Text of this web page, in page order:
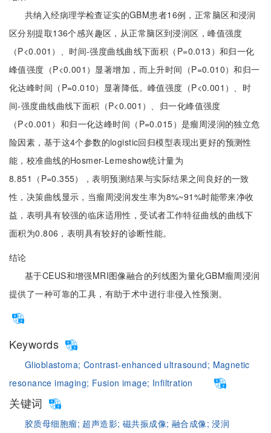
共纳入经病理学检查证实的GBM患者16例，正常脑区和浸润
区分别提取136个感兴趣区，从正常脑区到浸润区，峰值强度
（P<0.001）、时间-强度曲线曲线下面积（P=0.013）和归一化
峰值强度（P<0.001）显著增加，而上升时间（P=0.010）和归一
化达峰时间（P=0.010）显著降低。峰值强度（P<0.001）、时
间-强度曲线曲线下面积（P<0.001）、归一化峰值强度
（P<0.001）和归一化达峰时间（P=0.015）是瘤周浸润的独立危
险因素，基于这4个参数的logistic回归模型表现出更好的预测性
能，校准曲线的Hosmer-Lemeshow统计量为
8.851（P=0.355），表明预测结果与实际结果之间良好的一致
性，决策曲线显示，当瘤周浸润发生率为8%~91%时能带来净收
益，表明具有较强的临床适用性，受试者工作特征曲线的曲线下
面积为0.806，表明具有较好的诊断性能。
结论
基于CEUS和增强MRI图像融合的列线图为量化GBM瘤周浸润
提供了一种可靠的工具，有助于术中进行非侵入性预测。
Keywords
Glioblastoma; Contrast-enhanced ultrasound; Magnetic
resonance imaging; Fusion image; Infiltration
关键词
胶质母细胞瘤; 超声造影; 磁共振成像; 融合成像;浸润